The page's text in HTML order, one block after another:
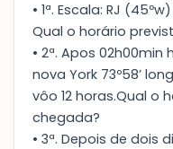
• 1ª. Escala: RJ
Qual o horário
• 2ª. Apos
nova York 73º58’
vôo 12 horas.Qual o
chegada?
• 3ª. Depois de dois